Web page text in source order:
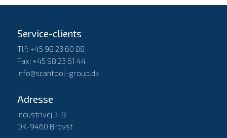
Service-clients
Tlf: +45 98 23 60 88
Fax: +45 98 23 61 44
info@scantool-group.dk
Adresse
Industrivej 3-9
DK-9460 Brovst